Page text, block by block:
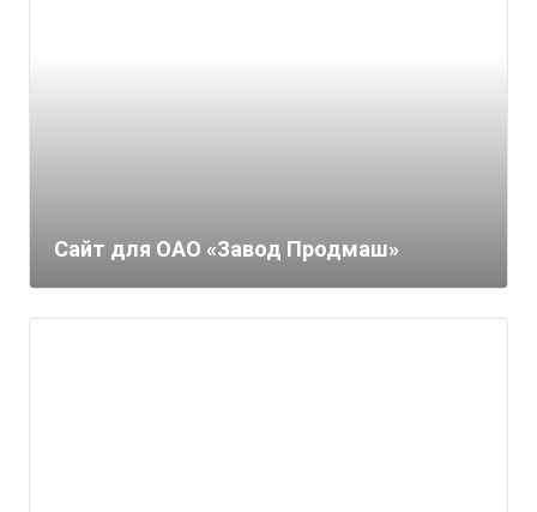
Сайт для ОАО «Завод Продмаш»